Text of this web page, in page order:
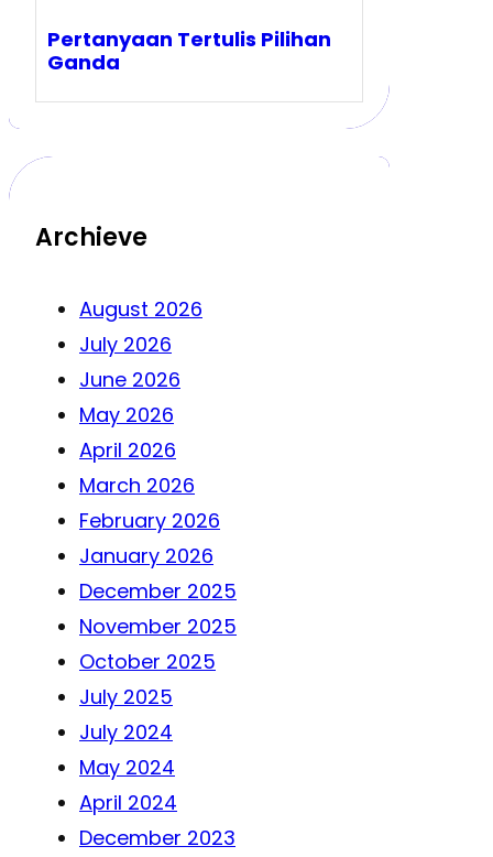
Pertanyaan Tertulis Pilihan
Ganda
Archieve
August 2026
July 2026
June 2026
May 2026
April 2026
March 2026
February 2026
January 2026
December 2025
November 2025
October 2025
July 2025
July 2024
May 2024
April 2024
December 2023